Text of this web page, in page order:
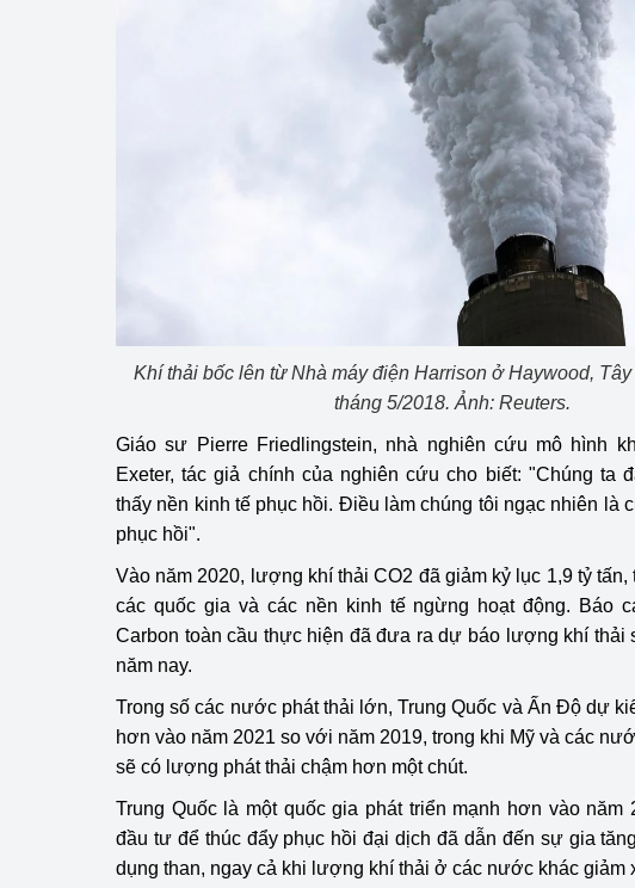
Phát triển bền vững
Tổ chức kiểm định
Tổ chức
động
Bộ Công
Tổ chức
động kiểm
làm việc ở
hiểm khí,
Cơ sở
LPG
Tổ chức
nghiệp vụ
lao động
Văn hóa ngành Công Thương
Tái cơ cấu ngành Công Thương
Quản lý thị trường
Sử dụng năng lượng tiết kiệm và
Hiệu quả
Khoa học, công nghệ và đổi
tạo
Thông báo
Bảo vệ môi trường Video bảo
Văn bản
Doanh nghiệp - Người dân
Khu vực
Thị trường nước ngoàiHiệp định
Thị trường
Thị trường trong nước
Ngành Công Thương đưa nghị
Đại hội XIV của Đảng vào cuộc
Khí thải bốc lên từ Nhà máy điện Harrison ở Haywood,
tháng 5/2018. Ảnh: Reuters.
Giáo sư Pierre Friedlingstein, nhà nghiên cứu mô hình
Exeter, tác giả chính của nghiên cứu cho biết: "Chúng ta
thấy nền kinh tế phục hồi. Điều làm chúng tôi ngạc nhiên là
phục hồi".
Vào năm 2020, lượng khí thải CO2 đã giảm kỷ lục 1,9 tỷ tấn,
các quốc gia và các nền kinh tế ngừng hoạt động. Báo
Carbon toàn cầu thực hiện đã đưa ra dự báo lượng khí thải
năm nay.
Trong số các nước phát thải lớn, Trung Quốc và Ấn Độ dự
hơn vào năm 2021 so với năm 2019, trong khi Mỹ và các
​​sẽ có lượng phát thải chậm hơn một chút.
Trung Quốc là một quốc gia phát triển mạnh hơn vào năm
đầu tư để thúc đẩy phục hồi đại dịch đã dẫn đến sự gia
dụng than, ngay cả khi lượng khí thải ở các nước khác giảm